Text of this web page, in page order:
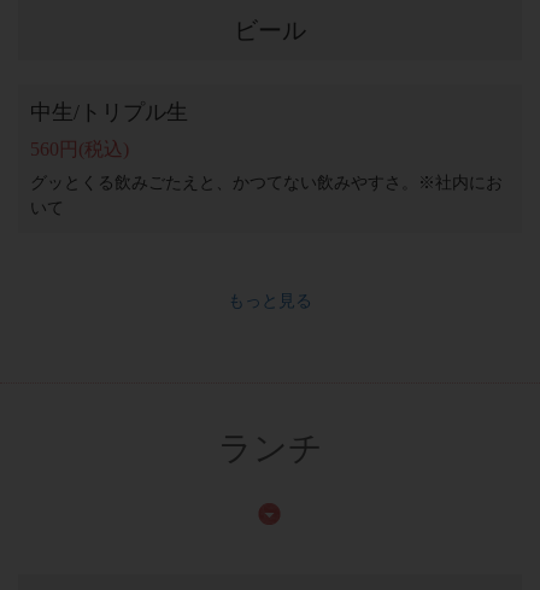
ビール
中生/トリプル生
560円 (税込)
グッとくる飲みごたえと、かつてない飲みやすさ。※社内にお
いて
もっと見る
ランチ